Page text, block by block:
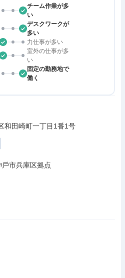
チーム作業が多
い
デスクワークが
多い
力仕事が多い
室外の仕事が多
い
固定の勤務地で
働く
和田崎町一丁目1番1号
市兵庫区拠点